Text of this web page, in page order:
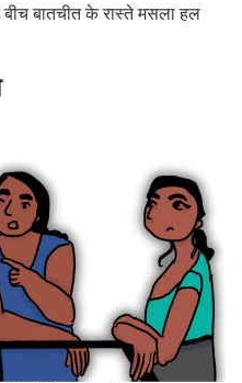
बातचीत के रास्ते मसला हल